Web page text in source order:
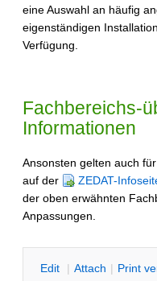
eine Auswahl an häufig
eigenständigen
Verfügung.
Fachbereichs-
Informationen
Ansonsten gelten auch
auf der
ZEDAT-
der oben erwähnten
Anpassungen.
Edit | Attach | Print